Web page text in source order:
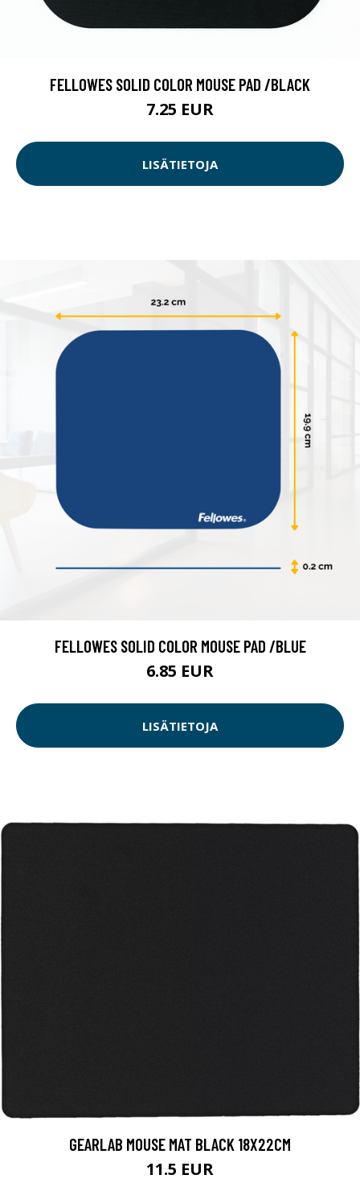
FELLOWES SOLID COLOR MOUSE PAD /BLACK
7.25 EUR
LISÄTIETOJA
FELLOWES SOLID COLOR MOUSE PAD /BLUE
6.85 EUR
LISÄTIETOJA
GEARLAB MOUSE MAT BLACK 18X22CM
11.5 EUR